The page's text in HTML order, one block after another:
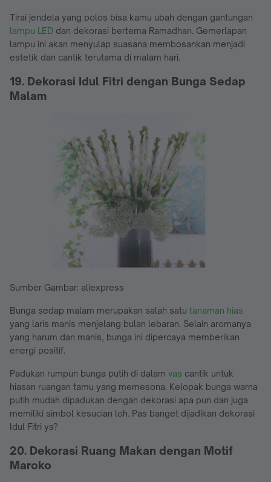
Tirai jendela yang polos bisa kamu ubah dengan gantungan
lampu LED dan dekorasi bertema Ramadhan. Gemerlapan
lampu ini akan menyulap suasana membosankan menjadi
estetik dan cantik terutama di malam hari.
19. Dekorasi Idul Fitri dengan Bunga Sedap
Malam
Sumber Gambar: aliexpress
Bunga sedap malam merupakan salah satu tanaman hias
yang laris manis menjelang bulan lebaran. Selain aromanya
yang harum dan manis, bunga ini dipercaya memberikan
energi positif.
Padukan rumpun bunga putih di dalam vas cantik untuk
hiasan ruangan tamu yang memesona. Kelopak bunga warna
putih mudah dipadukan dengan dekorasi apa pun dan juga
memiliki simbol kesucian loh. Pas banget dijadikan dekorasi
Idul Fitri ya?
20. Dekorasi Ruang Makan dengan Motif
Maroko